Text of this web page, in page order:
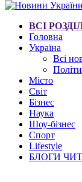
ВСІ
Головна
Україна
Всі
Місто
Світ
Бізнес
Наука
Шоу-бізнес
Спорт
Lifestyle
БЛОГИ